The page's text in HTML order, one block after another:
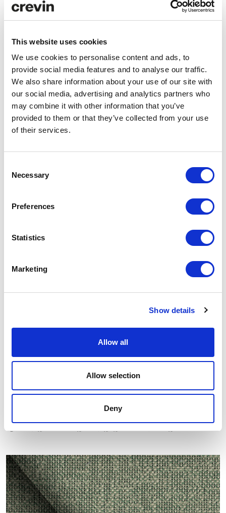
This website uses cookies
We use cookies to personalise content and ads, to
provide social media features and to analyse our traffic.
We also share information about your use of our site with
our social media, advertising and analytics partners who
may combine it with other information that you’ve
provided to them or that they’ve collected from your use
of their services.
Selection
Necessary
Preferences
Statistics
Marketing
Show details
Allow all
Allow selection
Deny
Comparador ACV ANÁLISIS ACV
Datos de
eficiencia
TWIN
FR
Consumo
de agua
88.15
liters/m
Emisiones
de CO₂
3.73 kg
CO₂
Tejido aplicado
Otras muestras similares